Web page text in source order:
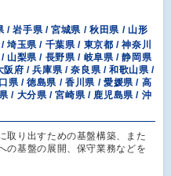
/ 岩手県 / 宮城県 / 秋田県 / 山形
玉県 / 千葉県 / 東京都 / 神奈川
山梨県 / 長野県 / 岐阜県 / 静岡県
府 / 兵庫県 / 奈良県 / 和歌山県 /
県 / 徳島県 / 香川県 / 愛媛県 / 高
/ 大分県 / 宮崎県 / 鹿児島県 / 沖
取り出すための基盤構築、また
の基盤の展開、保守業務などを